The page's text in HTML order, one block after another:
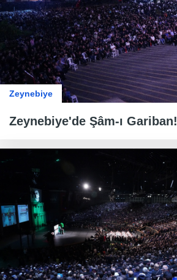
Zeynebiye
Zeynebiye'de Şâm-ı Gariban!